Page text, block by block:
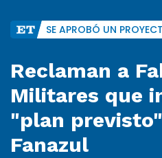
SE APROBÓ UN
Reclaman a
Militares que
"plan
Fanazul